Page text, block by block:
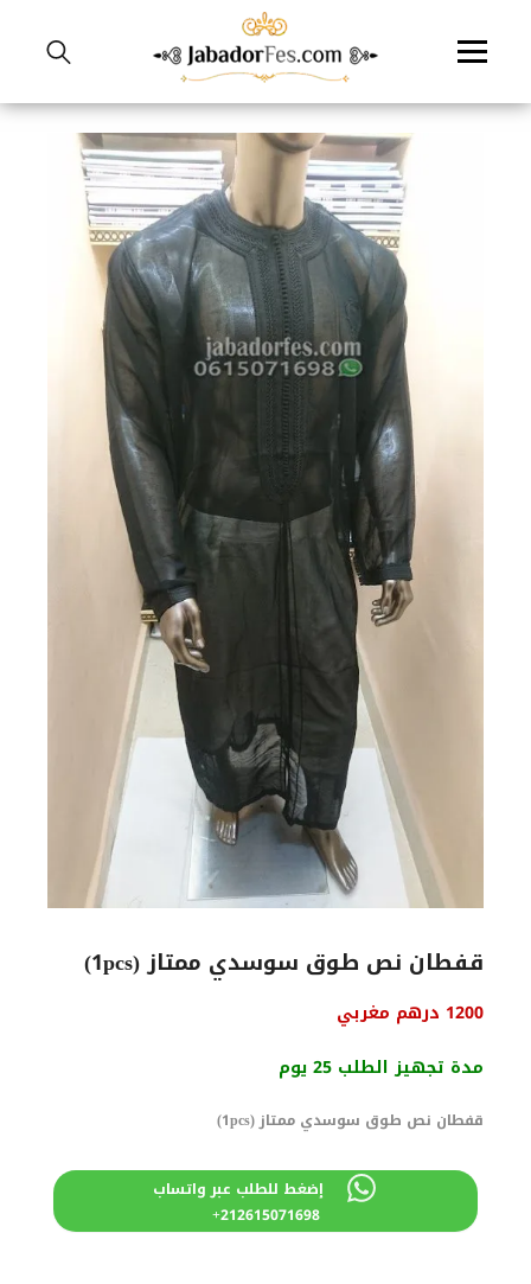
انتقل
المحتوى
قفطان نص طوق سوسدي ممتاز (1pcs)
1200 درهم مغربي
مدة تجهيز الطلب 25 يوم
قفطان نص طوق سوسدي ممتاز (1pcs)
إضغط للطلب عبر واتساب
212615071698+